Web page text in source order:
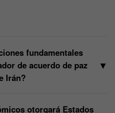
fundamentales
de acuerdo de paz
Irán?
▼
otorgará Estados